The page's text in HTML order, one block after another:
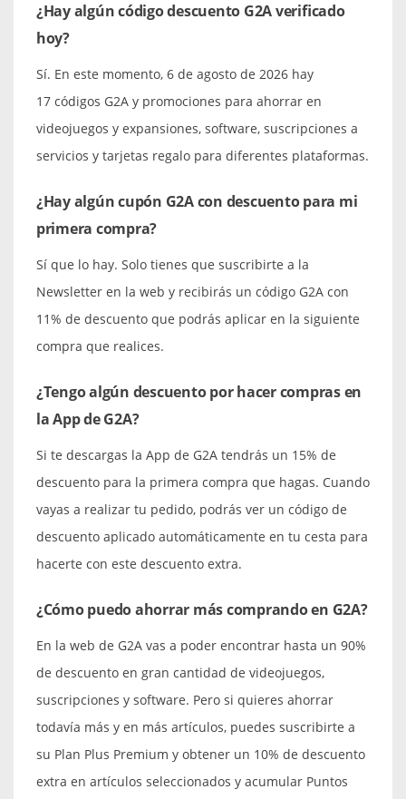
¿Hay algún código descuento G2A verificado
hoy?
Sí. En este momento, 6 de agosto de 2026 hay
17 códigos G2A y promociones para ahorrar en
videojuegos y expansiones, software, suscripciones a
servicios y tarjetas regalo para diferentes plataformas.
¿Hay algún cupón G2A con descuento para mi
primera compra?
Sí que lo hay. Solo tienes que suscribirte a la
Newsletter en la web y recibirás un código G2A con
11% de descuento que podrás aplicar en la siguiente
compra que realices.
¿Tengo algún descuento por hacer compras en
la App de G2A?
Si te descargas la App de G2A tendrás un 15% de
descuento para la primera compra que hagas. Cuando
vayas a realizar tu pedido, podrás ver un código de
descuento aplicado automáticamente en tu cesta para
hacerte con este descuento extra.
¿Cómo puedo ahorrar más comprando en G2A?
En la web de G2A vas a poder encontrar hasta un 90%
de descuento en gran cantidad de videojuegos,
suscripciones y software. Pero si quieres ahorrar
todavía más y en más artículos, puedes suscribirte a
su Plan Plus Premium y obtener un 10% de descuento
extra en artículos seleccionados y acumular Puntos